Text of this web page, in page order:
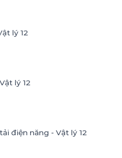
lý 12
lý 12
điện năng - Vật lý 12